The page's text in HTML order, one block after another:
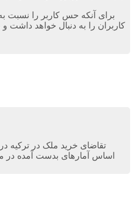
برای آنکه حس کاربر را نسبت به
کاربران را به دنبال خواهد داشت